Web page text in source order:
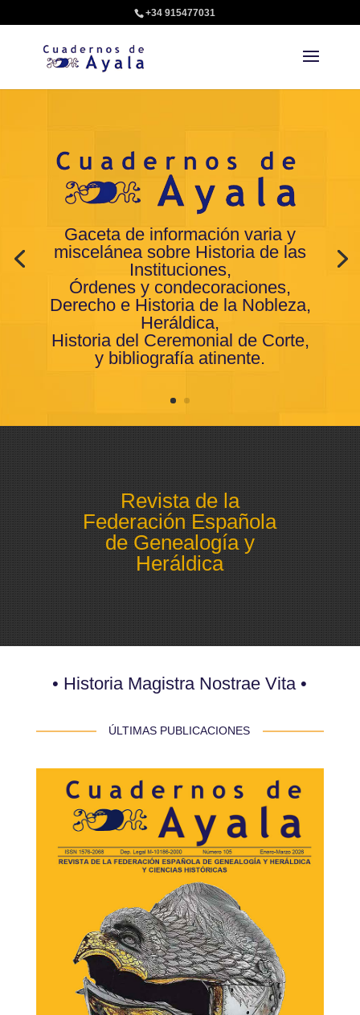
+34 915477031
Gaceta de información varia y
miscelánea sobre Historia de las
Instituciones,
Órdenes y condecoraciones,
Derecho e Historia de la Nobleza,
Heráldica,
Historia del Ceremonial de Corte,
y bibliografía atinente.
Revista de la
Federación Española
de Genealogía y
Heráldica
• Historia Magistra Nostrae Vita •
ÚLTIMAS PUBLICACIONES